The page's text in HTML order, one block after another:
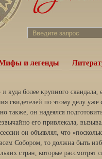
и легенды
куда более крупного скандала,
свидетелей по этому делу уже
он надеялся
его привлекала,
он объявлял, что
Собором, то должна быть
стран, которые рассмотрят